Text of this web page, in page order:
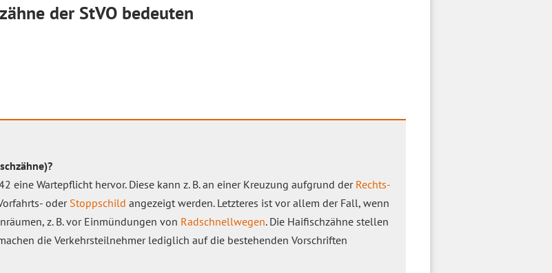
der StVO bedeuten
eine Wartepflicht hervor. Diese kann z. B. an einer Kreuzung aufgrund der Rechts-
oderStoppschild angezeigt werden. Letzteres ist vor allem der Fall, wenn
z. B. vor Einmündungen von Radschnellwegen. Die Haifischzähne stellen
die Verkehrsteilnehmer lediglich auf die bestehenden Vorschriften